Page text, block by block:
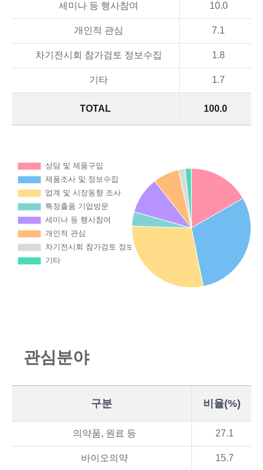
TOTAL 100.0
세미나 등 행사참여 10.0
개인적 관심 7.1
차기전시회 참가검토 정보수집 1.8
기타 1.7
관심분야
구분 비율(%)
의약품, 원료 등 27.1
바이오의약 15.7